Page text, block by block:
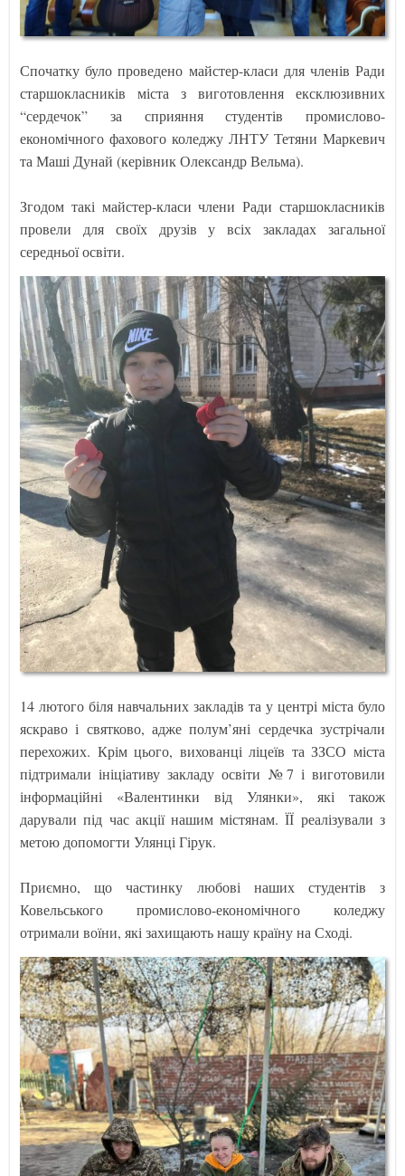
Спочатку було проведено майстер-класи для членів Ради
старшокласників міста з виготовлення ексклюзивних
“сердечок” за сприяння студентів промислово-
економічного фахового коледжу ЛНТУ Тетяни Маркевич
та Маші Дунай (керівник Олександр Вельма).
Згодом такі майстер-класи члени Ради старшокласників
провели для своїх друзів у всіх закладах загальної
середньої освіти.
14 лютого біля навчальних закладів та у центрі міста було
яскраво і святково, адже полум’яні сердечка зустрічали
перехожих. Крім цього, вихованці ліцеїв та ЗЗСО міста
підтримали ініціативу закладу освіти №7 і виготовили
інформаційні «Валентинки від Улянки», які також
дарували під час акції нашим містянам. ЇЇ реалізували з
метою допомогти Улянці Гірук.
Приємно, що частинку любові наших студентів з
Ковельського промислово-економічного коледжу
отримали воїни, які захищають нашу країну на Сході.